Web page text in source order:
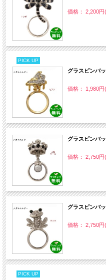
価格： 2,200円
PICK UP
グラスピンバ
価格： 1,980円
グラスピンバ
価格： 2,750円
グラスピンバ
価格： 2,750円
PICK UP